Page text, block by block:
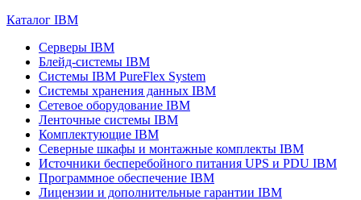
Каталог IBM
Серверы IBM
Блейд-системы IBM
Системы IBM PureFlex System
Системы хранения данных IBM
Сетевое оборудование IBM
Ленточные системы IBM
Комплектующие IBM
Северные шкафы и монтажные комплекты IBM
Источники бесперебойного питания UPS и PDU IBM
Программное обеспечение IBM
Лицензии и дополнительные гарантии IBM